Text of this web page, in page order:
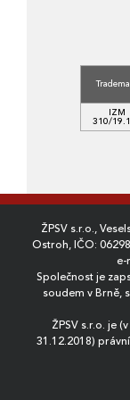
IZM
310/
ŽPSV s.r.o.,
Ostroh, IČO:
e-
Společnost je
soudem v Brně,
ŽPSV s.r.o. je
31.12.2018)